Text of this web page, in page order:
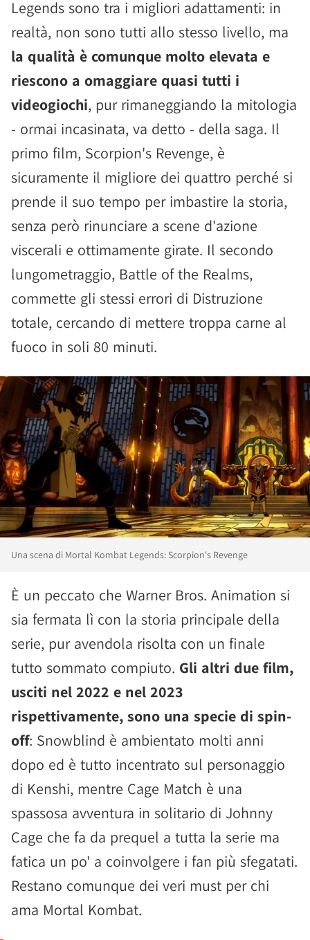
Legends sono tra i migliori adattamenti: in
realtà, non sono tutti allo stesso livello, ma
la qualità è comunque molto elevata e
riescono a omaggiare quasi tutti i
videogiochi, pur rimaneggiando la mitologia
- ormai incasinata, va detto - della saga. Il
primo film, Scorpion's Revenge, è
sicuramente il migliore dei quattro perché si
prende il suo tempo per imbastire la storia,
senza però rinunciare a scene d'azione
viscerali e ottimamente girate. Il secondo
lungometraggio, Battle of the Realms,
commette gli stessi errori di Distruzione
totale, cercando di mettere troppa carne al
fuoco in soli 80 minuti.
Una scena di Mortal Kombat Legends: Scorpion's Revenge
È un peccato che Warner Bros. Animation si
sia fermata lì con la storia principale della
serie, pur avendola risolta con un finale
tutto sommato compiuto. Gli altri due film,
usciti nel 2022 e nel 2023
rispettivamente, sono una specie di spin-
off: Snowblind è ambientato molti anni
dopo ed è tutto incentrato sul personaggio
di Kenshi, mentre Cage Match è una
spassosa avventura in solitario di Johnny
Cage che fa da prequel a tutta la serie ma
fatica un po' a coinvolgere i fan più sfegatati.
Restano comunque dei veri must per chi
ama Mortal Kombat.